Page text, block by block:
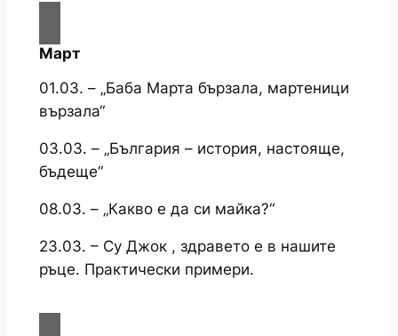
Март
01.03. – „Баба Марта бързала, мартеници
вързала“
03.03. – „България – история, настояще,
бъдеще“
08.03. – „Какво е да си майка?“
23.03. – Су Джок , здравето е в нашите
ръце. Практически примери.